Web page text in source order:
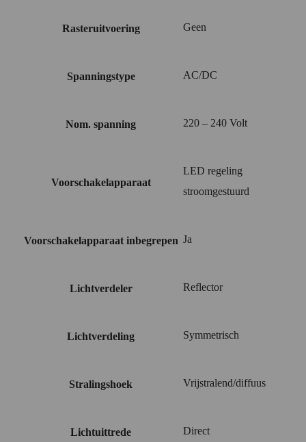
Rasteruitvoering Geen
Spanningstype AC/DC
Nom. spanning 220 – 240 Volt
Voorschakelapparaat
LED regeling
stroomgestuurd
Voorschakelapparaat inbegrepen Ja
Lichtverdeler Reflector
Lichtverdeling Symmetrisch
Stralingshoek Vrijstralend/diffuus
Lichtuittrede Direct